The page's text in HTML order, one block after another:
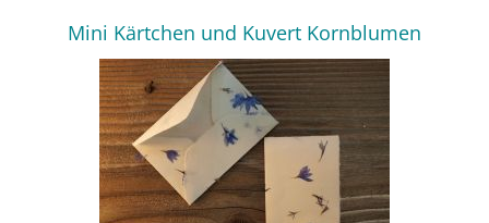
Mini Kärtchen und Kuvert Kornblumen